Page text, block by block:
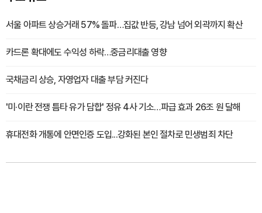
서울 아파트 상승거래 57% 돌파…집값 반등, 강남 넘어 외곽까지 확산
카드론 확대에도 수익성 하락…중금리대출 영향
국채금리 상승, 자영업자 대출 부담 커진다
'미·이란 전쟁 틈타 유가 담합' 정유 4사 기소…파급 효과 26조 원 달해
휴대전화 개통에 안면인증 도입...강화된 본인 절차로 민생범죄 차단